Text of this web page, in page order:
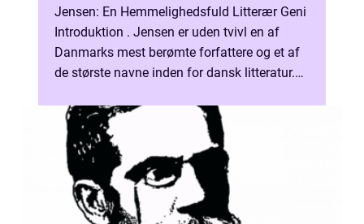
Jensen: En Hemmelighedsfuld Litterær Geni
Introduktion . Jensen er uden tvivl en af
Danmarks mest berømte forfattere og et af
de største navne inden for dansk litteratur.